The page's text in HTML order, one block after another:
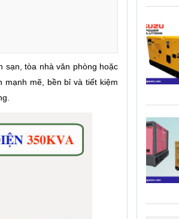
sạn, tòa nhà văn phòng hoặc
mạnh mẽ, bền bỉ và tiết kiệm